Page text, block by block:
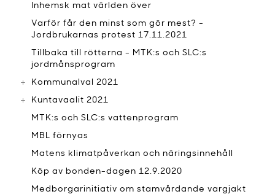
Inhemsk mat världen över
Varför får den minst som gör mest? -
Jordbrukarnas protest 17.11.2021
Tillbaka till rötterna - MTK:s och SLC:s
jordmånsprogram
Kommunalval 2021
Kuntavaalit 2021
MTK:s och SLC:s vattenprogram
MBL förnyas
Matens klimatpåverkan och näringsinnehåll
Köp av bonden-dagen 12.9.2020
Medborgarinitiativ om stamvårdande vargjakt